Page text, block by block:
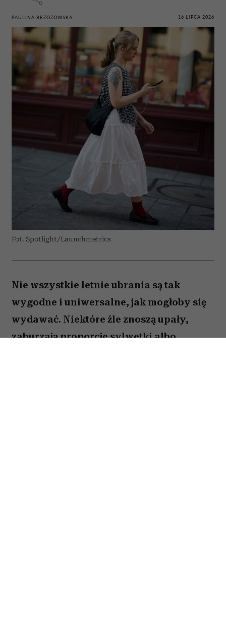
PAULINA BRZOZOWSKA 16 LIPCA 2026
Fot. Spotlight/Launchmetrics
Nie wszystkie letnie ubrania są tak
wygodne i uniwersalne, jak mogłoby się
wydawać. Niektóre źle znoszą upały,
zaburzają proporcje sylwetki albo